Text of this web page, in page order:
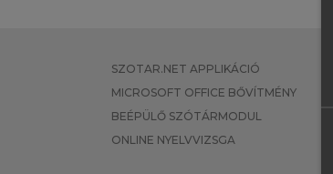
SZOTAR.NET APPLIKÁCIÓ
MICROSOFT OFFICE BŐVÍTMÉNY
BEÉPÜLŐ SZÓTÁRMODUL
ONLINE NYELVVIZSGA